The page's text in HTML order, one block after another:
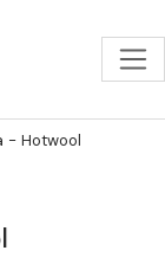
- Hotwool